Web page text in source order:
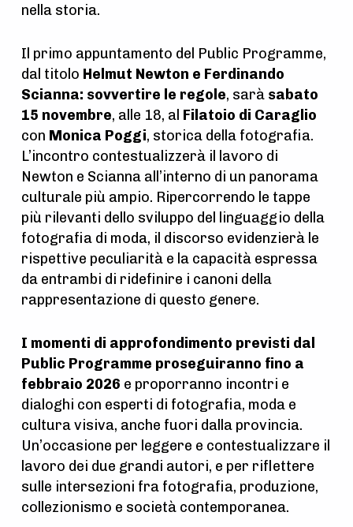
nella storia.
Il primo appuntamento del Public Programme,
dal titolo Helmut Newton e Ferdinando
Scianna: sovvertire le regole, sarà sabato
15 novembre, alle 18, al Filatoio di Caraglio
con Monica Poggi, storica della fotografia.
L’incontro contestualizzerà il lavoro di
Newton e Scianna all’interno di un panorama
culturale più ampio. Ripercorrendo le tappe
più rilevanti dello sviluppo del linguaggio della
fotografia di moda, il discorso evidenzierà le
rispettive peculiarità e la capacità espressa
da entrambi di ridefinire i canoni della
rappresentazione di questo genere.
I momenti di approfondimento previsti dal
Public Programme proseguiranno fino a
febbraio 2026 e proporranno incontri e
dialoghi con esperti di fotografia, moda e
cultura visiva, anche fuori dalla provincia.
Un’occasione per leggere e contestualizzare il
lavoro dei due grandi autori, e per riflettere
sulle intersezioni fra fotografia, produzione,
collezionismo e società contemporanea.